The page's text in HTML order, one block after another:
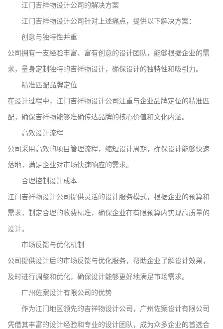
江门吉祥物设计公司的解决方案
江门吉祥物设计公司针对上述痛点，提供以下解决方案：
创意与独特性并重
公司拥有一支经验丰富、富有创意的设计团队，能够根据企业的需
求，量身定制独特的吉祥物设计，确保设计的独特性和吸引力。
精准匹配品牌定位
在设计过程中，江门吉祥物设计公司注重与企业品牌定位的精准匹
配，确保吉祥物能够准确传达品牌的核心价值和文化内涵。
高效设计流程
公司采用高效的项目管理流程，缩短设计周期，确保设计能够快速
落地，满足企业对市场快速响应的需求。
合理控制设计成本
江门吉祥物设计公司提供灵活的设计服务模式，根据企业的预算和
需求，制定合理的收费标准，确保企业在有限预算内实现高质量的
设计。
市场反馈与优化机制
公司提供设计后的市场反馈与优化服务，帮助企业了解设计效果，
及时进行调整和优化，确保设计能够更好地满足市场需求。
广州佐案设计有限公司的优势
作为江门地区领先的吉祥物设计公司，广州佐案设计有限公司
凭借其丰富的设计经验和专业的设计团队，成为众多企业的首选合